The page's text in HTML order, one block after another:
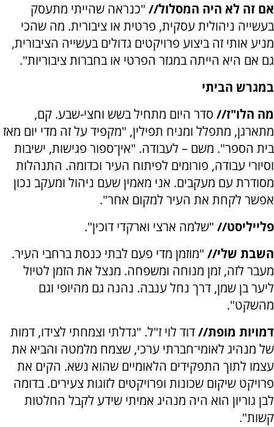
אם זה לא היה המסלול// "כנראה שהייתי מתעסק
בעשייה ניהולית עסקית, פרטית או ציבורית. מה שהכי
מניע אותי זה ביצוע פרויקטים גדולים בעשייה הציבורית,
גם אם היא הייתה במגזר הפרטי או בחברות ציבוריות".
במגרש הביתי
מה הלו"ז// סדר היום מתחיל בשש וחצי-שבע. קם,
מתארגן, מתפלל ומניח תפילין, "מקפיד על זה מדי יום מאז
בית הספר". משם – לעבודה. "אין־ספור פגישות, ישיבות
וסיורי עבודה, פורומים לפיתוח העיר וכדומה. התנהלות
מסודרת עם מעקבים. אני מאמין שעם ניהול ומעקב נכון
אפשר לקחת את העיר למקום אחר".
פלייליסט// "שלמה ארצי וארקדי דוכין".
השבת שלי// "מוזמן מדי פעם לבתי כנסת ברחבי העיר.
מעבר לזה, זמן מנוחה ומשפחה. מנצל את הזמן לטיול
ליער בן שמן, דרך נחל ענבה. נהנה גם מהיופי וגם
מהשקט".
דמויות מופת//דוד לוי ז"ל. "גדלתי וצמחתי לצידו, דמות
של מנהיג לאומי־חברתי ערכי, שצמח מלמטה והביא את
עצמו לתוך התפקידים הלאומיים שהוא נשא. הקים את
פרויקט שיקום שכונות ופרויקטים לזוגות צעירים. בדומה
לבן גוריון הוא היה מנהיג אמיתי שידע לקבל החלטות
קשות".